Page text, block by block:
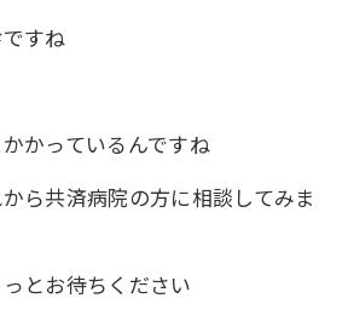
すね
かっているんですね
ら共済病院の方に相談してみま
とお待ちください